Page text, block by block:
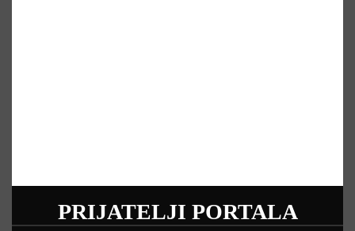
PRIJATELJI PORTALA